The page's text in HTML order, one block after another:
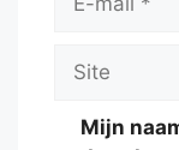
Site
Mijn